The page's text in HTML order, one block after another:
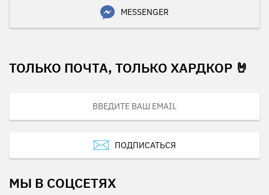
MESSENGER
ТОЛЬКО ПОЧТА, ТОЛЬКО ХАРДКОР 🤘
ПОДПИСАТЬСЯ
МЫ В СОЦСЕТЯХ